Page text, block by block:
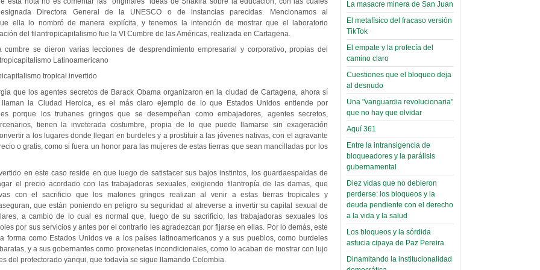
Directora General de la UNESCO o de instancias parecidas. Mencionamos al
ella lo nombró de manera explícita, y tenemos la intención de mostrar que el laboratorio
del filantropicapitalismo fue la VI Cumbre de las Américas, realizada en Cartagena.
se dieron varias lecciones de desprendimiento empresarial y corporativo, propias del
Latinoamericano
tropical invertido
que los agentes secretos de Barack Obama organizaron en la ciudad de Cartagena, ahora sí
la Ciudad Heroica, es el más claro ejemplo de lo que Estados Unidos entiende por
porque los truhanes gringos que se desempeñan como embajadores, agentes secretos,
tienen la inveterada costumbre, propia de lo que puede llamarse sin exageración
a los lugares donde llegan en burdeles y a prostituir a las jóvenes nativas, con el agravante
o gratis, como si fuera un honor para las mujeres de estas tierras que sean mancilladas por los
en este caso reside en que luego de satisfacer sus bajos instintos, los guardaespaldas de
el precio acordado con las trabajadoras sexuales, exigiendo filantropía de las damas, que
con el sacrificio que los matones gringos realizan al venir a estas tierras tropicales y
que están poniendo en peligro su seguridad al atreverse a invertir su capital sexual de
a cambio de lo cual es normal que, luego de su sacrificio, las trabajadoras sexuales los
por sus servicios y antes por el contrario les agradezcan por fijarse en ellas. Por lo demás, este
forma como Estados Unidos ve a los países latinoamericanos y a sus pueblos, como burdeles
y a sus gobernantes como proxenetas incondicionales, como lo acaban de mostrar con lujo
del protectorado yanqui, que todavía se sigue llamando Colombia.
Miércoles, 14 Septiembre 2022
Leer Más...
Posesionan a dirigentes de
Asociación de Docentes
Domingo, 14 Agosto 2022
Leer Más...
(Miscelánea
Palaciega 8)
El Infamatorio
Miércoles, 19 Junio 2019
Read more...
Cosmética
descolonizadora
(Miscelánea
palaciega 7)
El Infamatorio
Lunes, 27 Mayo 2019
Read more...
Creacionismo,
filtraciones e
inicio de la
campaña del
MAS
La masacre minera de San Juan
El metafísico del fracaso versión
TikTok
El empate y la profecía del
camino claro
Cuestiones que el bloqueo deja
al desnudo
Una "vanguardia revolucionaria"
que no hay que olvidar
Aquí 361
Entre la intransigencia de
bloqueadores y la parálisis
gubernamental
Diez vidas que no debieron
perderse: los bloqueos y la
deuda pendiente con el derecho
a la vida y la salud
Los bloqueos y la sórdida
astucia cipaya de Paz Pereira
Dinamitando la institucionalidad